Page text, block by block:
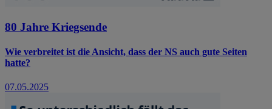
80 Jahre Kriegsende
Wie verbreitet ist die Ansicht, dass der NS auch gute Seiten
hatte?
07.05.2025